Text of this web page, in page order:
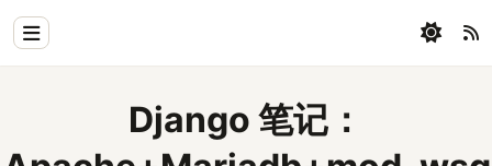
Django 笔记：